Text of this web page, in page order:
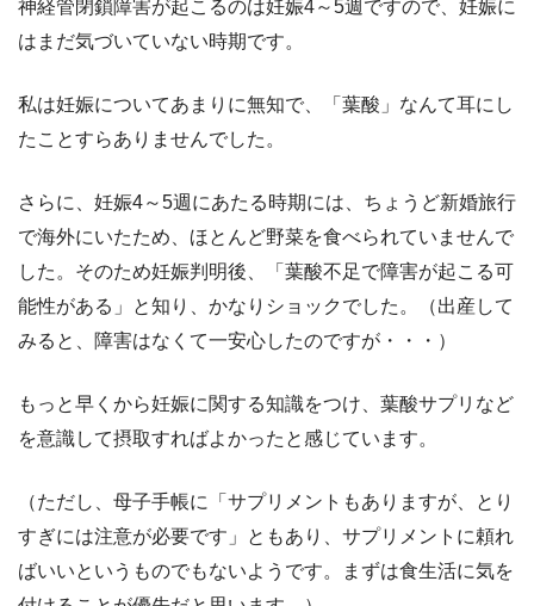
神経管閉鎖障害が起こるのは妊娠4～5週ですので、妊娠に
はまだ気づいていない時期です。
私は妊娠についてあまりに無知で、「葉酸」なんて耳にし
たことすらありませんでした。
さらに、妊娠4～5週にあたる時期には、ちょうど新婚旅行
で海外にいたため、ほとんど野菜を食べられていませんで
した。そのため妊娠判明後、「葉酸不足で障害が起こる可
能性がある」と知り、かなりショックでした。（出産して
みると、障害はなくて一安心したのですが・・・）
もっと早くから妊娠に関する知識をつけ、葉酸サプリなど
を意識して摂取すればよかったと感じています。
（ただし、母子手帳に「サプリメントもありますが、とり
すぎには注意が必要です」ともあり、サプリメントに頼れ
ばいいというものでもないようです。まずは食生活に気を